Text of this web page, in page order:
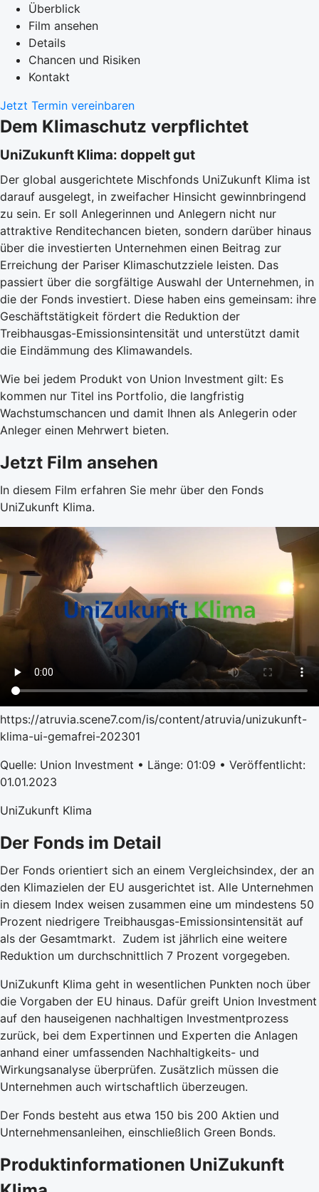
Überblick
Film ansehen
Details
Chancen und Risiken
Kontakt
Jetzt Termin vereinbaren
Dem Klimaschutz verpflichtet
UniZukunft Klima: doppelt gut
Der global ausgerichtete Mischfonds UniZukunft Klima ist
darauf ausgelegt, in zweifacher Hinsicht gewinnbringend
zu sein. Er soll Anlegerinnen und Anlegern nicht nur
attraktive Renditechancen bieten, sondern darüber hinaus
über die investierten Unternehmen einen Beitrag zur
Erreichung der Pariser Klimaschutzziele leisten. Das
passiert über die sorgfältige Auswahl der Unternehmen, in
die der Fonds investiert. Diese haben eins gemeinsam: ihre
Geschäftstätigkeit fördert die Reduktion der
Treibhausgas-Emissionsintensität und unterstützt damit
die Eindämmung des Klimawandels.
Wie bei jedem Produkt von Union Investment gilt: Es
kommen nur Titel ins Portfolio, die langfristig
Wachstumschancen und damit Ihnen als Anlegerin oder
Anleger einen Mehrwert bieten.
Jetzt Film ansehen
In diesem Film erfahren Sie mehr über den Fonds
UniZukunft Klima.
https://atruvia.scene7.com/is/content/atruvia/unizukunft-
klima-ui-gemafrei-202301
Quelle: Union Investment • Länge: 01:09 • Veröffentlicht:
01.01.2023
UniZukunft Klima
Der Fonds im Detail
Der Fonds orientiert sich an einem Vergleichsindex, der an
den Klimazielen der EU ausgerichtet ist. Alle Unternehmen
in diesem Index weisen zusammen eine um mindestens 50
Prozent niedrigere Treibhausgas-Emissionsintensität auf
als der Gesamtmarkt. Zudem ist jährlich eine weitere
Reduktion um durchschnittlich 7 Prozent vorgegeben.
UniZukunft Klima geht in wesentlichen Punkten noch über
die Vorgaben der EU hinaus. Dafür greift Union Investment
auf den hauseigenen nachhaltigen Investmentprozess
zurück, bei dem Expertinnen und Experten die Anlagen
anhand einer umfassenden Nachhaltigkeits- und
Wirkungsanalyse überprüfen. Zusätzlich müssen die
Unternehmen auch wirtschaftlich überzeugen.
Der Fonds besteht aus etwa 150 bis 200 Aktien und
Unternehmensanleihen, einschließlich Green Bonds.
Produktinformationen UniZukunft